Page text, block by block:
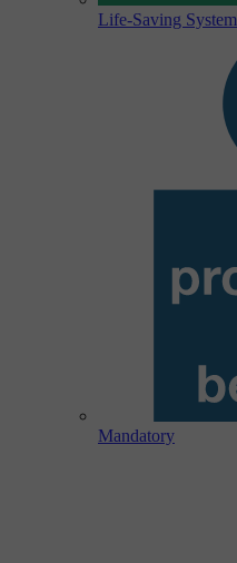
Life-Saving System
Mandatory